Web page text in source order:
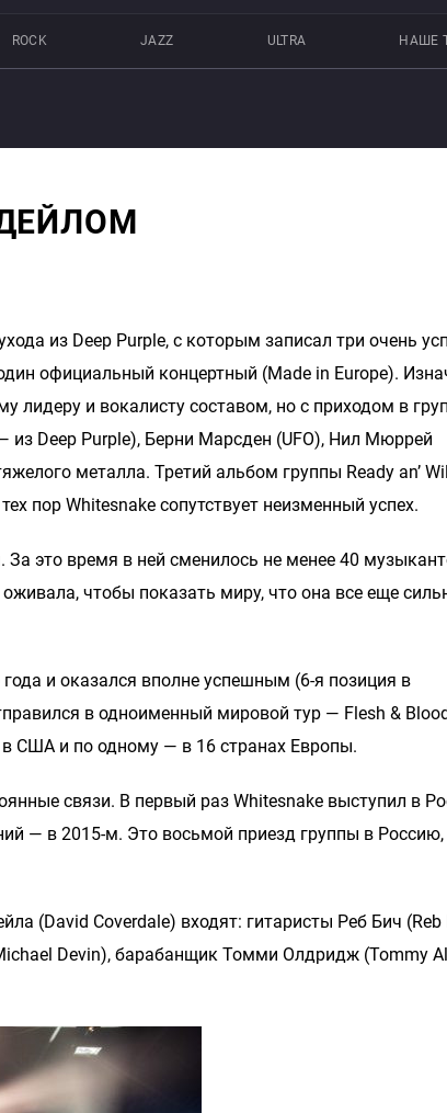
ROCK JAZZ ULTRA НАШЕ
из Deep Purple, с которым записал три очень
официальный концертный (Made in Europe).
и вокалисту составом, но с приходом в
Deep Purple), Берни Марсден (UFO), Нил Мюррей
металла. Третий альбом группы Ready an’
пор Whitesnake сопутствует неизменный успех.
это время в ней сменилось не менее 40
чтобы показать миру, что она все еще
и оказался вполне успешным (6-я позиция в
в одноименный мировой тур — Flesh &
в США и по одному — в 16 странах Европы.
связи. В первый раз Whitesnake выступил в
— в 2015-м. Это восьмой приезд группы в
(David Coverdale) входят: гитаристы Реб Бич (Reb
Devin), барабанщик Томми Олдридж (Tommy